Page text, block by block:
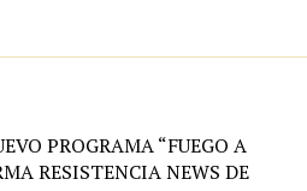
PROGRAMA “FUEGO A
RESISTENCIA NEWS DE